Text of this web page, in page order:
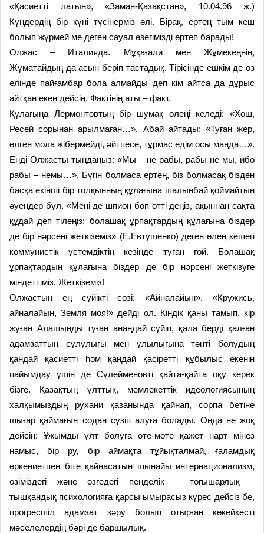
«Қасиетті латын», «Заман-Қазақстан», 10.04.96 ж.)
Күндердің бір күні түсінерміз әлі. Бірақ, ертең тым кеш
болып жүрмей ме деген сауал өзегімізді өртеп барады!
Олжас – Италияда. Мұқағали мен Жұмекеңнің,
Жұматайдың да асын беріп тастадық. Тірісінде ешкім де өз
елінде пайғамбар бола алмайды деп кім айтса да дұрыс
айтқан екен дейсің. Фактінің аты – факт.
Құлағыңа Лермонтовтың бір шумақ өлеңі келеді: «Хош,
Ресей сорынан арылмаған…». Абай айтады: «Туған жер,
өлген мола жібермейді, әйтпесе, тұрмас едім осы маңда…».
Енді Олжасты тыңдаңыз: «Мы – не рабы, рабы не мы, ибо
рабы – немы…». Бүгін болмаса ертең, біз болмасақ бізден
басқа екінші бір толқынның құлағына шалынбай қоймайтын
әуендер бұл. «Мені де шпион боп өтті деңіз, ақыннан сақта
құдай деп тілеңіз; болашақ ұрпақтардың құлағына біздер
де бір нәрсені жеткіземіз» (Е.Евтушенко) деген өлең кешегі
коммунистік үстемдіктің кезінде туған ғой. Болашақ
ұрпақтардың құлағына біздер де бір нәрсені жеткізуге
міндеттіміз. Жеткіземіз!
Олжастың ең сүйікті сөзі: «Айналайын». «Кружись,
айналайын, Земля моя!» дейді ол. Кіндік қаны тамып, кір
жуған Алашыңды туған анаңдай сүйіп, қала берді қалған
адамзаттың сұлулығы мен ұлылығына тәнті болудың
қандай қасиетті һәм қандай қасіретті құбылыс екенін
пайымдау үшін де Сүлейменов­ті қайта-қайта оқу керек
бізге. Қазақтың ұлттық, мемлекеттік идеологиясының
халқымыздың рухани қазанында қайнап, сорпа бетіне
шығар қаймағын содан сүзіп алуға болады. Онда не жоқ
дейсің: Ұжымды ұлт болуға өте-мөте қажет нарт мінез
намыс, бір ру, бір аймақта тұйықталмай, ғаламдық
өркениетпен біте қайнасатын шынайы интернационализм,
өзіміздегі және өзгедегі пенделік – тоғышарлық –
тышқандық психологияға қарсы ымырасыз күрес дейсіз бе,
прогресшіл адамзат зәру болып отырған көкейкесті
мәселелердің бәрі де баршылық.